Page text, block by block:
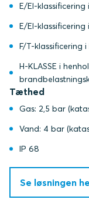
E/EI-klassificering
E/EI-
F/T-klassificering
H-KLASSE i
Tæthed
Gas: 2,5 bar
Vand: 4 bar
IP 68
Se løsningen